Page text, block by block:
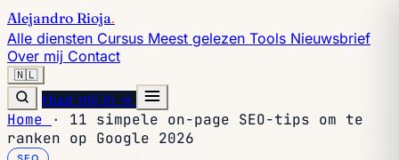
Alejandro Rioja.
Alle diensten Cursus Meest gelezen Tools Nieuwsbrief
Over mij Contact
🇳🇱
Huur mij in →
Home ·
11 simpele on-page SEO-tips om te
ranken op Google 2026